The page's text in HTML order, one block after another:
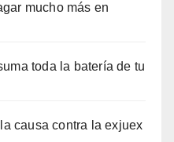
mucho más en
toda la batería de tu
causa contra la exjuex